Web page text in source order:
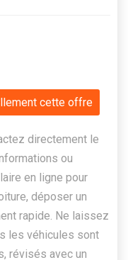
cette offre
directement le
ou
en ligne pour
déposer un
rapide. Ne laissez
les véhicules sont
révisés avec un